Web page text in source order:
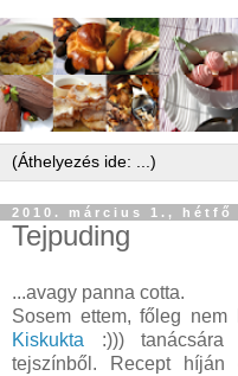
2010. március 1., hétfő
Tejpuding
...avagy panna cotta.
Sosem ettem, főleg nem
Kiskukta :)))
tejszínből. Recept